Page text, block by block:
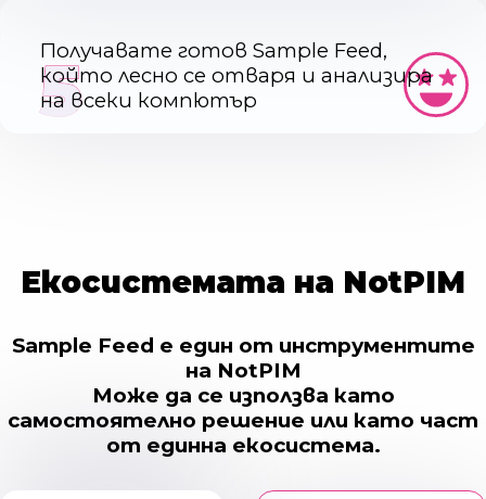
Получавате готов Sample Feed,
който лесно се отваря и анализира
на всеки компютър
5
Екосистемата на NotPIM
Sample Feed е един от инструментите
на NotPIM
Може да се използва като
самостоятелно решение или като част
от единна екосистема.